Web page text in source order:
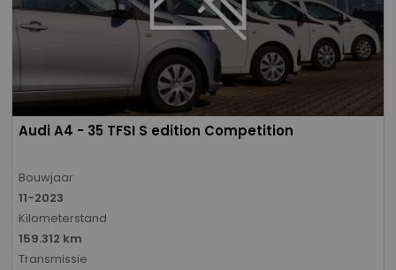
Audi A4 - 35 TFSI S edition Competition
Bouwjaar
11-2023
Kilometerstand
159.312 km
Transmissie